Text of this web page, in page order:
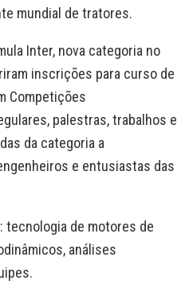
mundial de tratores.
Inter, nova categoria no
inscrições para curso de
Competições
palestras, trabalhos e
da categoria a
e entusiastas das
tecnologia de motores de
análises